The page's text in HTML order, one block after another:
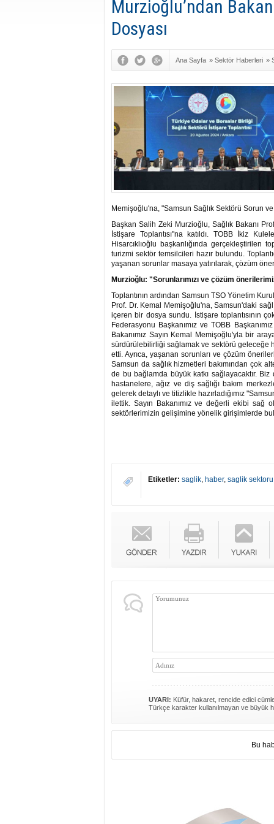
Murzioğlu’ndan
Dosyası
Ana Sayfa » Sektör Haberleri »
Memişoğlu'na, "Samsun Sağlık Sektörü Sorun
Başkan Salih Zeki Murzioğlu, Sağlık Bakanı
İstişare Toplantısı"na katıldı. TOBB İkiz
Hisarcıklıoğlu başkanlığında gerçekleştirilen
turizmi sektör temsilcileri hazır bulundu.
yaşanan sorunlar masaya yatırılarak, çözüm
Murzioğlu: "Sorunlarımızı ve çözüm
Toplantının ardından Samsun TSO Yönetim
Prof. Dr. Kemal Memişoğlu'na, Samsun'daki
içeren bir dosya sundu. İstişare toplantısının
Federasyonu Başkanımız ve TOBB
Bakanımız Sayın Kemal Memişoğlu'yla bir
sürdürülebilirliği sağlamak ve sektörü geleceğe
etti. Ayrıca, yaşanan sorunları ve çözüm
Samsun da sağlık hizmetleri bakımından çok
de bu bağlamda büyük katkı sağlayacaktır.
hastanelere, ağız ve diş sağlığı bakım
gelerek detaylı ve titizlikle hazırladığımız
ilettik. Sayın Bakanımız ve değerli ekibi sağ
sektörlerimizin gelişimine yönelik girişimlerde
Etiketler: saglik, haber, saglik
UYARI: Küfür, hakaret, rencide edici
Türkçe karakter kullanılmayan ve büyük
Bu